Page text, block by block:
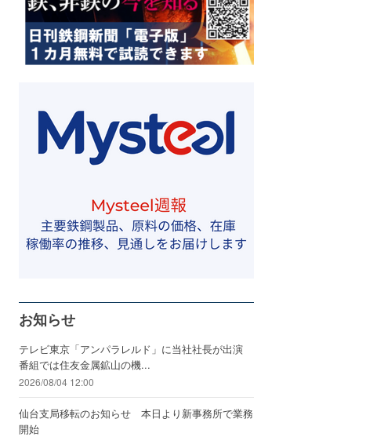
お知らせ
テレビ東京「アンパラレルド」に当社社長が出演
番組では住友金属鉱山の機...
2026/08/04 12:00
仙台支局移転のお知らせ 本日より新事務所で業務
開始